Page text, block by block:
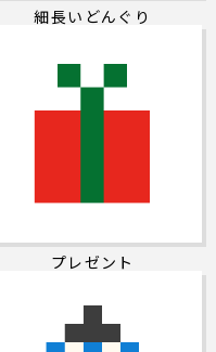
細長いどんぐり
プレゼント